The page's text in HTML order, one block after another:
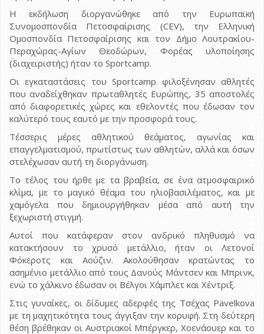
Η εκδήλωση διοργανώθηκε από την Ευρωπαϊκή
Συνομοσπονδία Πετοσφαίρισης (CEV), την Ελληνική
Ομοσπονδία Πετοσφαίρισης και τον Δήμο Λουτρακίου-
Περαχώρας-Αγίων Θεοδώρων, Φορέας υλοποίησης
(διαχειριστής) ήταν το Sportcamp.
Οι εγκαταστάσεις του Sportcamp φιλοξένησαν αθλητές
που αναδείχθηκαν πρωταθλητές Ευρώπης, 35 αποστολές
από διαφορετικές χώρες και εθελοντές που έδωσαν τον
καλύτερό τους εαυτό με την προσφορά τους.
Τέσσερις μέρες αθλητικού θεάματος, αγωνίας και
επαγγελματισμού, πρωτίστως των αθλητών, αλλά και όσων
στελέχωσαν αυτή τη διοργάνωση.
Το τέλος του ήρθε με τα βραβεία, σε ένα ατμοσφαιρικό
κλίμα, με το μαγικό θέαμα του ηλιοβασιλέματος, και με
χαμόγελα που δημιουργήθηκαν μέσα από αυτή την
ξεχωριστή στιγμή.
Αυτοί που κατάφεραν στον ανδρικό πληθυσμό να
κατακτήσουν το χρυσό μετάλλιο, ήταν οι Λετονοί
Φόκεροτς και Αούζιν. Ακολούθησαν κρατώντας το
ασημένιο μετάλλιο από τους Δανούς Μάντσεν και Μπρινκ,
ενώ το χάλκινο έδωσαν οι Βέλγοι Χάμπλετ και Χέντριξ.
Στις γυναίκες, οι δίδυμες αδερφές της Τσέχας Pavelkova
με τη μαχητικότητα τους άγγιξαν την κορυφή. Στη δεύτερη
θέση βρέθηκαν οι Αυστριακοί Μπέργκερ, Χοενάουερ και το